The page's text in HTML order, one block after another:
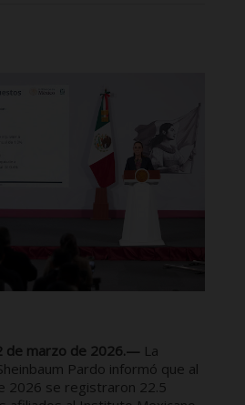
de marzo de 2026.— La
Pardo informó que al
2026 se registraron 22.5